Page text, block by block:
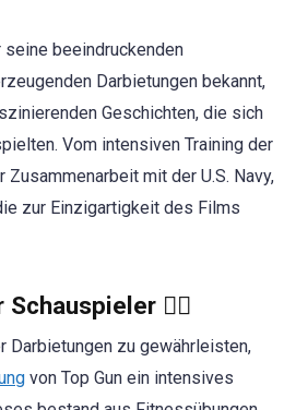
seine beeindruckenden
Darbietungen bekannt,
Geschichten, die sich
Vom intensiven Training der
mit der U.S. Navy,
zur Einzigartigkeit des Films
Schauspieler 🏋️‍♂️
Darbietungen zu gewährleisten,
von Top Gun ein intensives